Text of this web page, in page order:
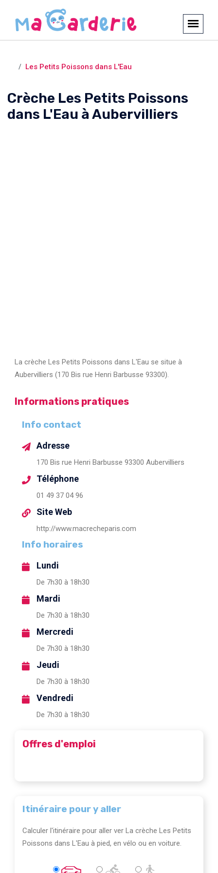
Les Petits Poissons dans L'Eau
Crèche Les Petits Poissons
dans L'Eau à Aubervilliers
La crèche Les Petits Poissons dans L'Eau se situe à
Aubervilliers (170 Bis rue Henri Barbusse 93300).
Informations pratiques
Info contact
Adresse
170 Bis rue Henri Barbusse 93300 Aubervilliers
Téléphone
01 49 37 04 96
Site Web
http://www.macrecheparis.com
Info horaires
Lundi
De 7h30 à 18h30
Mardi
De 7h30 à 18h30
Mercredi
De 7h30 à 18h30
Jeudi
De 7h30 à 18h30
Vendredi
De 7h30 à 18h30
Offres d'emploi
Itinéraire pour y aller
Calculer l'itinéraire pour aller ver La crèche Les Petits
Poissons dans L'Eau à pied, en vélo ou en voiture.